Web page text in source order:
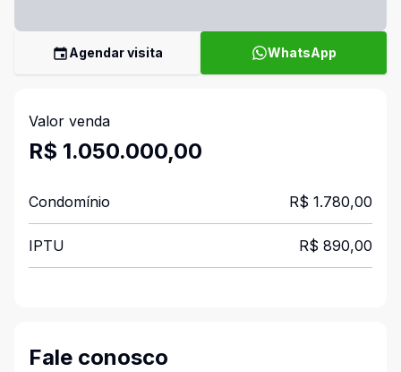
Agendar visita WhatsApp
Valor venda
R$ 1.050.000,00
Condomínio R$ 1.780,00
IPTU R$ 890,00
Fale conosco